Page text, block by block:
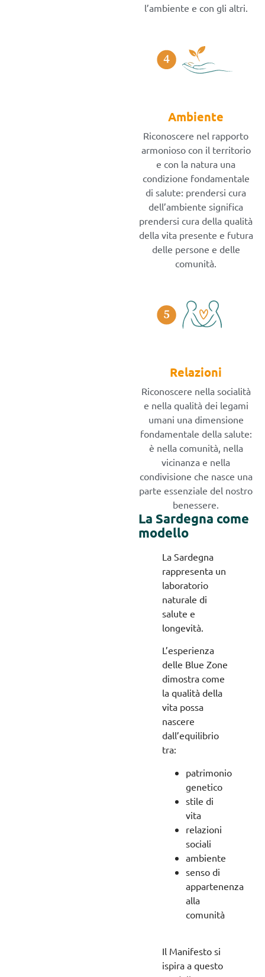
l’ambiente e con gli altri.
Ambiente
Riconoscere nel rapporto
armonioso con il territorio
e con la natura una
condizione fondamentale
di salute: prendersi cura
dell’ambiente significa
prendersi cura della qualità
della vita presente e futura
delle persone e delle
comunità.
Relazioni
Riconoscere nella socialità
e nella qualità dei legami
umani una dimensione
fondamentale della salute:
è nella comunità, nella
vicinanza e nella
condivisione che nasce una
parte essenziale del nostro
benessere.
La Sardegna come
modello
La Sardegna
rappresenta un
laboratorio
naturale di
salute e
longevità.
L’esperienza
delle Blue Zone
dimostra come
la qualità della
vita possa
nascere
dall’equilibrio
tra:
patrimonio
genetico
stile di
vita
relazioni
sociali
ambiente
senso di
appartenenza
alla
comunità
Il Manifesto si
ispira a questo